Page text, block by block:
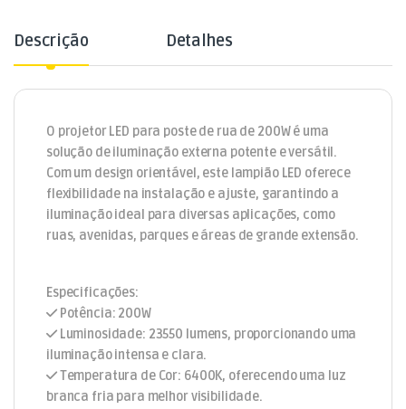
Descrição Detalhes
O projetor LED para poste de rua de 200W é uma
solução de iluminação externa potente e versátil.
Com um design orientável, este lampião LED oferece
flexibilidade na instalação e ajuste, garantindo a
iluminação ideal para diversas aplicações, como
ruas, avenidas, parques e áreas de grande extensão.
Especificações:
Potência: 200W
Luminosidade: 23550 lumens, proporcionando uma
iluminação intensa e clara.
Temperatura de Cor: 6400K, oferecendo uma luz
branca fria para melhor visibilidade.